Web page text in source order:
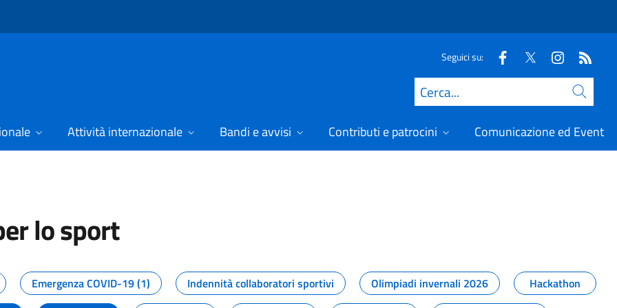
Seguici su:
Cerca
Attività internazionale Bandi e avvisi Contributi e patrocini Comunicazione ed Eventi
lo sport
dal Dipartimento per lo sport
Emergenza COVID-19 (1) Indennità collaboratori sportivi Olimpiadi invernali 2026
Hackathon